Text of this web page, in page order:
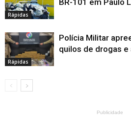
Rápidas
BR-101 em Paulo
Rápidas
Polícia Militar
quilos de drogas e
Publicidade